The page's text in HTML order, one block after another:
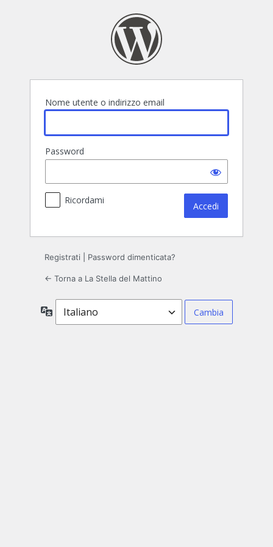
Nome utente o indirizzo email
Password
Ricordami
Registrati Password dimenticata?
← Torna a La Stella del Mattino
Lingua